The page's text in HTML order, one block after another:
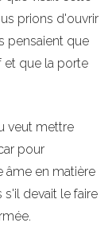
prions d'ouvrir
pensaient que
et que la porte
veut mettre
pour
âme en matière
s'il devait le faire